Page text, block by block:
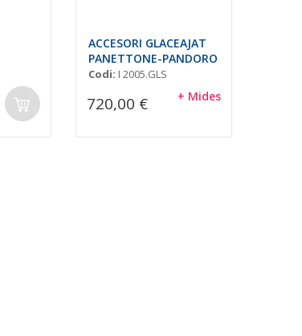
ACCESORI GLACEAJAT
PANETTONE-PANDORO
Codi: I 2005.GLS
720,00 € + Mides